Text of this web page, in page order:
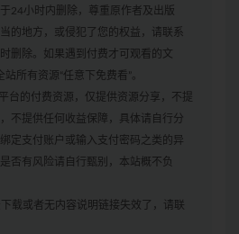
24小时内删除，尊重原作者及出版
的地方，或侵犯了您的权益，请联系
删除。如果遇到付费才可观看的文
所有资源“任意下免费看”。
台的付费资源，仅提供资源分享，不提
不提供任何收益保障，具体请自行分
定支付账户或输入支付密码之类的异
否有风险请自行甄别，本站概不负
载或者无内容说明链接失效了，请联